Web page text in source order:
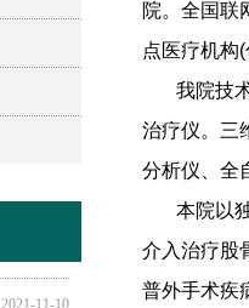
院。全国联
点医疗机构
我院技术
治疗仪。三
分析仪、全
本院以独
介入治疗股
普外手术疾
2021-11-10